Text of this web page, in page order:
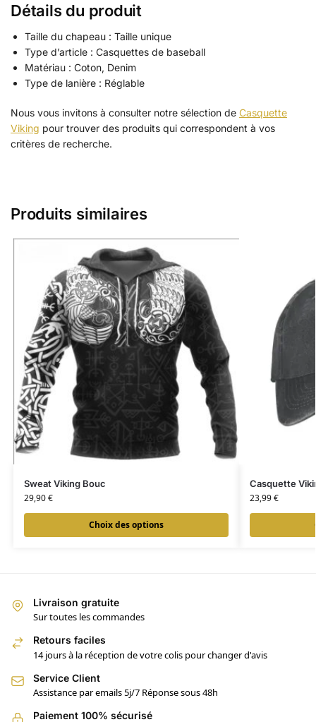
Détails du produit
Taille du chapeau : Taille unique
Type d’article : Casquettes de baseball
Matériau : Coton, Denim
Type de lanière : Réglable
Nous vous invitons à consulter notre sélection de Casquette
Viking pour trouver des produits qui correspondent à vos
critères de recherche.
Produits similaires
Sweat Viking Bouc
29,90€
Choix des options
Casquette
23,99€
Livraison gratuite
Sur toutes les commandes
Retours faciles
14 jours à la réception de votre colis pour changer d'avis
Service Client
Assistance par emails 5j/7 Réponse sous 48h
Paiement 100% sécurisé